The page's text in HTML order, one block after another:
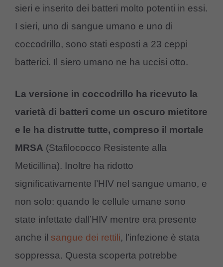
sieri e inserito dei batteri molto potenti in essi.
I sieri, uno di sangue umano e uno di
coccodrillo, sono stati esposti a 23 ceppi
batterici. Il siero umano ne ha uccisi otto.
La versione in coccodrillo ha ricevuto la
varietà di batteri come un oscuro mietitore
e le ha distrutte tutte, compreso il mortale
MRSA (Stafilococco Resistente alla
Meticillina). Inoltre ha ridotto
significativamente l’HIV nel sangue umano, e
non solo: quando le cellule umane sono
state infettate dall’HIV mentre era presente
anche il sangue dei rettili, l’infezione è stata
soppressa. Questa scoperta potrebbe